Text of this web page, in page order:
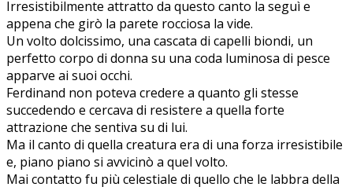
Irresistibilmente attratto da questo canto la seguì e
appena che girò la parete rocciosa la vide.
Un volto dolcissimo, una cascata di capelli biondi, un
perfetto corpo di donna su una coda luminosa di pesce
apparve ai suoi occhi.
Ferdinand non poteva credere a quanto gli stesse
succedendo e cercava di resistere a quella forte
attrazione che sentiva su di lui.
Ma il canto di quella creatura era di una forza irresistibile
e, piano piano si avvicinò a quel volto.
Mai contatto fu più celestiale di quello che le labbra della